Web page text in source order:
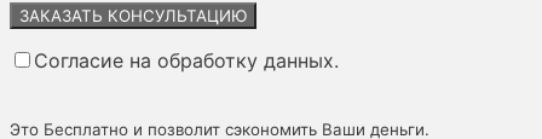
это
пустым.
Согласие на обработку данных.
Это Бесплатно и позволит сэкономить Ваши деньги.